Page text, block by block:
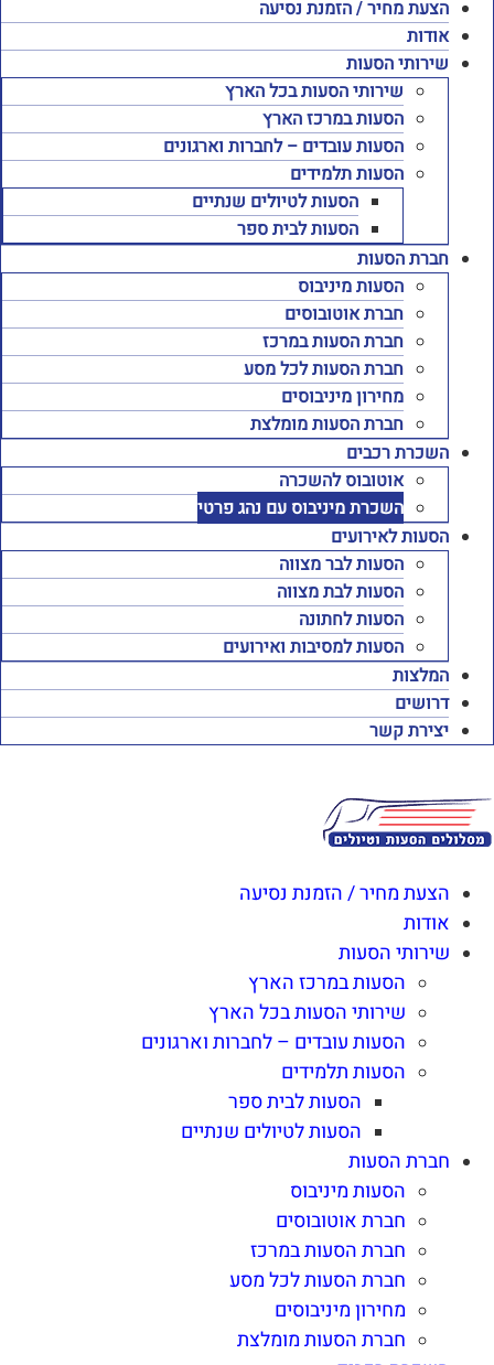
הצעת מחיר / הזמנת נסיעה
אודות
שירותי הסעות
שירותי הסעות בכל הארץ
הסעות במרכז הארץ
הסעות עובדים – לחברות וארגונים
הסעות תלמידים
הסעות לטיולים שנתיים
הסעות לבית ספר
חברת הסעות
הסעות מיניבוס
חברת אוטובוסים
חברת הסעות במרכז
חברת הסעות לכל מסע
מחירון מיניבוסים
חברת הסעות מומלצת
השכרת רכבים
אוטובוס להשכרה
השכרת מיניבוס עם נהג פרטי
הסעות לאירועים
הסעות לבר מצווה
הסעות לבת מצווה
הסעות לחתונה
הסעות למסיבות ואירועים
המלצות
דרושים
יצירת קשר
הצעת מחיר / הזמנת נסיעה
אודות
שירותי הסעות
הסעות במרכז הארץ
שירותי הסעות בכל הארץ
הסעות עובדים – לחברות וארגונים
הסעות תלמידים
הסעות לבית ספר
הסעות לטיולים שנתיים
חברת הסעות
הסעות מיניבוס
חברת אוטובוסים
חברת הסעות במרכז
חברת הסעות לכל מסע
מחירון מיניבוסים
חברת הסעות מומלצת